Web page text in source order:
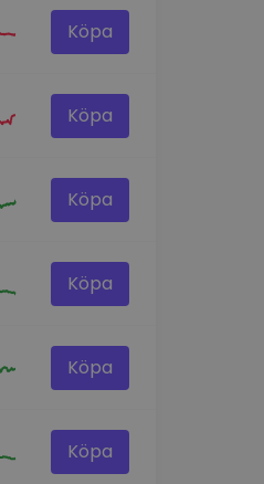
Köpa
Köpa
Köpa
Köpa
Köpa
Köpa